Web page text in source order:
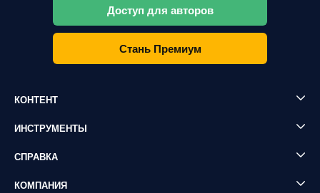
Доступ для авторов
Стань Премиум
КОНТЕНТ
ИНСТРУМЕНТЫ
СПРАВКА
КОМПАНИЯ